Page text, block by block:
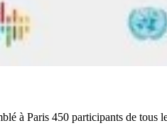
à Paris 450 participants de